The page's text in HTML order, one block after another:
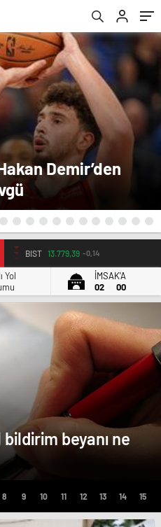
Demir’den
BIST 13.779,39 -0,14
Yol
İMSAK'A
02
00
beyanı ne